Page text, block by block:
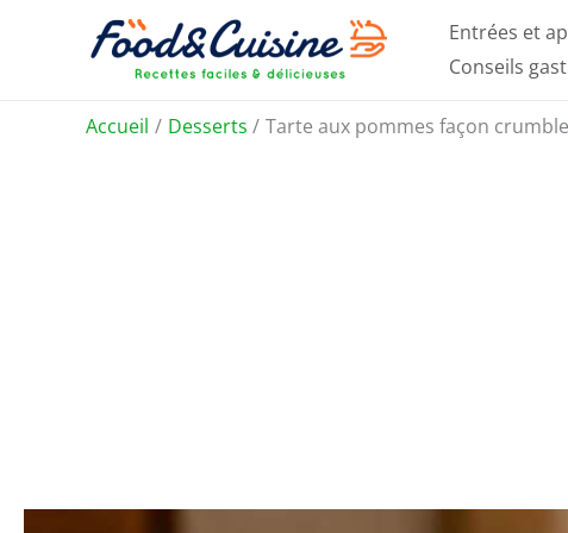
Entrées et
Conseils
Accueil Desserts Tarte aux pommes façon